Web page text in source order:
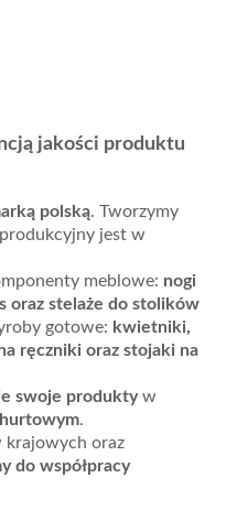
jakości produktu
polską. Tworzymy
jest w
meblowe: nogi
oraz stelaże do stolików
gotowe: kwietniki,
ręczniki oraz stojaki na
swoje produktyw
hurtowym.
oraz
do współpracy